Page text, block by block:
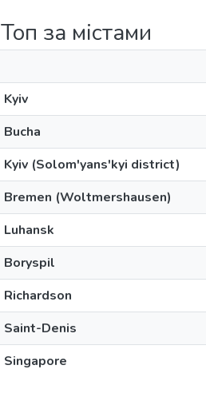
Топ за містами
Kyiv
Bucha
Kyiv (Solom'yans'kyi district)
Bremen (Woltmershausen)
Luhansk
Boryspil
Richardson
Saint-Denis
Singapore